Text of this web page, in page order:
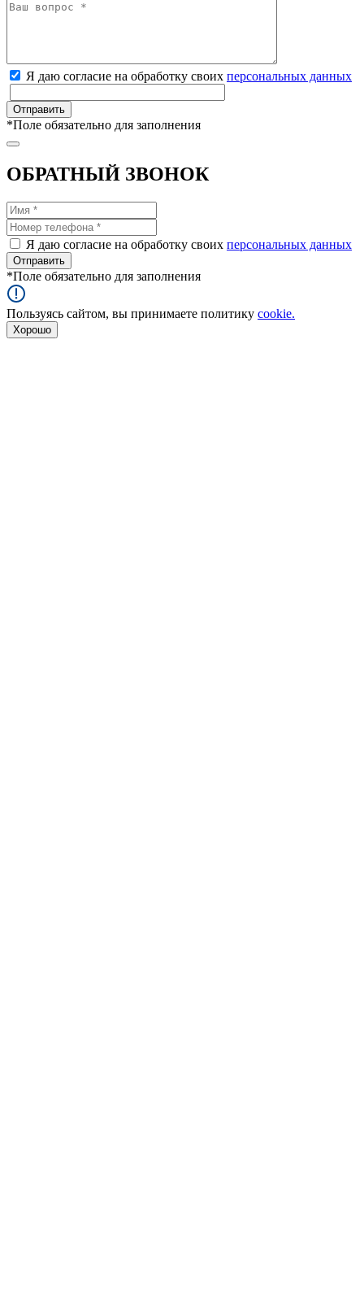
Я даю согласие на обработку своих персональных данных
*Поле обязательно для заполнения
ОБРАТНЫЙ ЗВОНОК
Я даю согласие на обработку своих персональных данных
*Поле обязательно для заполнения
Пользуясь сайтом, вы принимаете политику cookie.
Хорошо